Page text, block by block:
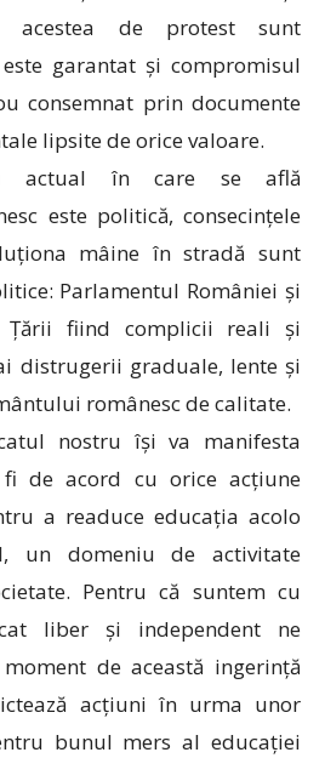
acestea de protest sunt
garantat și compromisul
consemnat prin documente
lipsite de orice valoare.
actual în care se află
este politică, consecințele
mâine în stradă sunt
Parlamentul României și
Țării fiind complicii reali și
distrugerii graduale, lente și
românesc de calitate.
nostru își va manifesta
de acord cu orice acțiune
a readuce educația acolo
un domeniu de activitate
Pentru că suntem cu
liber și independent ne
de această ingerință
acțiuni în urma unor
bunul mers al educației